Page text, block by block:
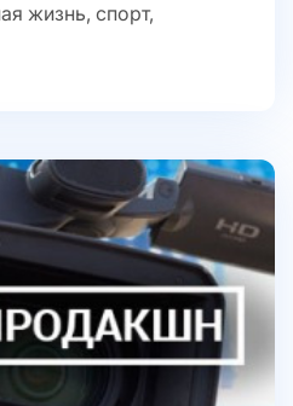
жизнь, спорт,